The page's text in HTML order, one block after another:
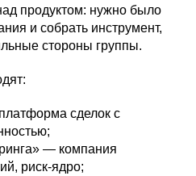
продуктом: нужно было
и собрать инструмент,
стороны группы.
сделок с
— компания
риск-ядро;